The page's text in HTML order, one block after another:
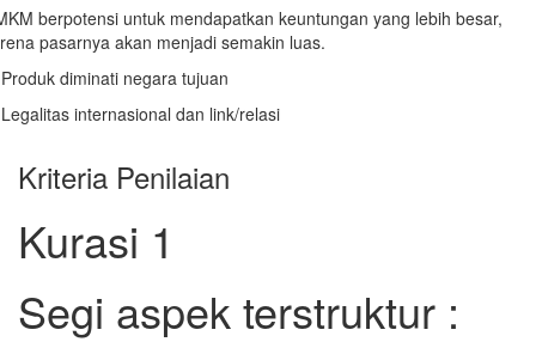
berpotensi untuk mendapatkan keuntungan yang lebih besar,
pasarnya akan menjadi semakin luas.
diminati negara tujuan
internasional dan link/relasi
Kriteria Penilaian
Kurasi 1
Segi aspek terstruktur :